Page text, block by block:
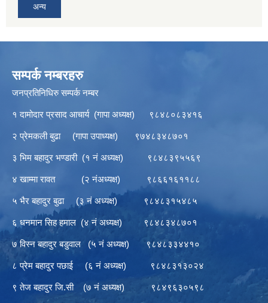
अन्य
सम्पर्क नम्बरहरु
जनप्रतिनिधिरु सम्पर्क नम्बर
१ दामोदार प्रसाद आचार्य (गापा अध्यक्ष) ९८४८०८३४१६
२ प्रेमकली बुढा (गापा उपाध्यक्ष) ९७४८३४८७०१
३ भिम बहादुर भण्डारी (१ नं अध्यक्ष) ९८४८३९५५६९
४ खाम्मा रावत (२ नंअध्यक्ष) ९८६६१६११८८
५ भैर बहादुर बुढा (३ नं अध्यक्ष) ९८४८३१५४८५
६ धनमान सिह हमाल (४ नं अध्यक्ष) ९८४८३४८७०१
७ विस्न बहादुर बडुवाल (५ नं अध्यक्ष) ९८४८३३४४१०
८ प्रेम बहादुर पछाई (६ नं अध्यक्ष) ९८४८३१३०२४
९ तेज बहादुर जि.सी (७ नं अध्यक्ष) ९८४९६३०५९८